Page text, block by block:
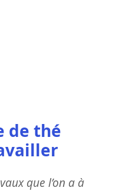
de thé
que l’on a à